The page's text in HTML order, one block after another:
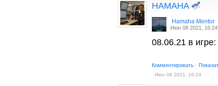
HAMAHA
Hamaha Mentor
Июн 08 2021, 16:24
08.06.21 в игре:
Комментировать ·
Июн 08 2021, 16:24